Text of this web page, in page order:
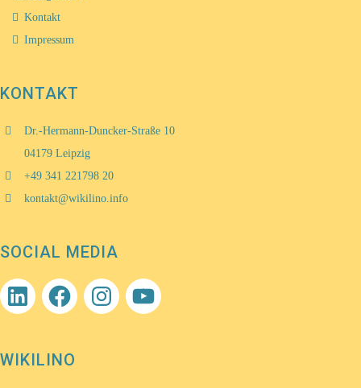
Kontakt
Impressum
KONTAKT
Dr.-Hermann-Duncker-Straße 10
04179 Leipzig
+49 341 221798 20
kontakt@wikilino.info
SOCIAL MEDIA
LinkedIn Facebook Instagram YouTube
WIKILINO